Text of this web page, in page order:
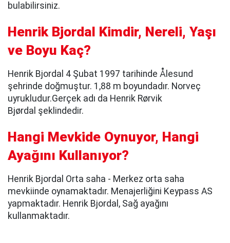
bulabilirsiniz.
Henrik Bjordal Kimdir, Nereli, Yaşı
ve Boyu Kaç?
Henrik Bjordal 4 Şubat 1997 tarihinde Ålesund
şehrinde doğmuştur. 1,88 m boyundadır. Norveç
uyrukludur.Gerçek adı da Henrik Rørvik
Bjørdal şeklindedir.
Hangi Mevkide Oynuyor, Hangi
Ayağını Kullanıyor?
Henrik Bjordal Orta saha - Merkez orta saha
mevkiinde oynamaktadır. Menajerliğini Keypass AS
yapmaktadır. Henrik Bjordal, Sağ ayağını
kullanmaktadır.